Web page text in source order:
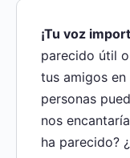
¡Tu voz
parecido útil
tus amigos
personas
nos
ha parecido?